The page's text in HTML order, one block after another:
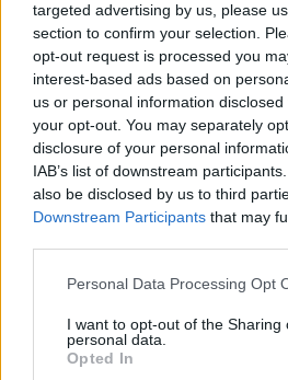
targeted advertising by us, please
section to confirm your selection.
opt-out request is processed you
interest-based ads based on
us or personal information
your opt-out. You may separately
disclosure of your personal
IAB’s list of downstream
also be disclosed by us to third
Downstream Participants that may
Please note that this website/app
not limited to your visit or usage
grant or deny consent to Google
use your data for below specified
Personal Data Processing Opt
I want to opt-out of the Sharing
personal data.
Opted In
ΙΩΑΝΝΗΣ
Share:
Ακολουθήστε το Νewsit.gr στο
ενημερωθείτε πρώτοι για όλη την
τελευταία νέατης ημέρας
Πιο
Σέρρες: Βίντεο
τροχαίο με νεκρούς